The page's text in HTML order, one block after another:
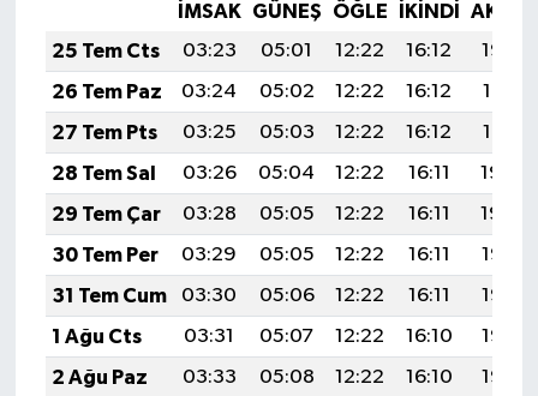
İMSAK GÜNEŞ ÖĞLE İKINDI
25 Tem Cts
03:23 05:01 12:22 16:12
19:32
26 Tem Paz
03:24 05:02 12:22 16:12
19:31
27 Tem Pts
03:25 05:03 12:22 16:12
19:31
28 Tem Sal
03:26 05:04 12:22 16:11
19:30
29 Tem Çar
03:28 05:05 12:22 16:11
19:29
30 Tem Per
03:29 05:05 12:22 16:11
19:28
31 Tem Cum
03:30 05:06 12:22 16:11
19:27
1 Ağu Cts
03:31 05:07 12:22 16:10
19:26
2 Ağu Paz
03:33 05:08 12:22 16:10
19:25